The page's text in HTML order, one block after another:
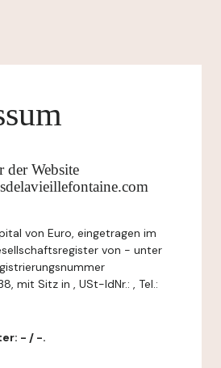
der Website
von Euro, eingetragen im
von - unter
mit Sitz in , USt-IdNr.: , Tel.:
- / -.